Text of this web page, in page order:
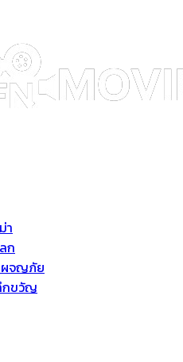
า
ก
ผจญภัย
กขวัญ